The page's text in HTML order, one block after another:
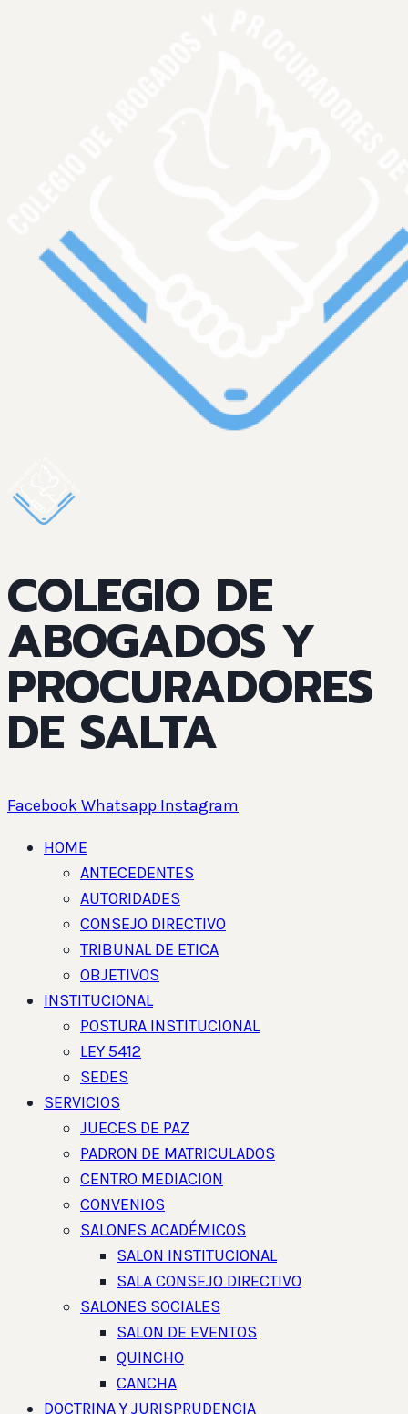
COLEGIO DE
ABOGADOS Y
PROCURADORES
DE SALTA
FacebookWhatsapp Instagram
HOME
ANTECEDENTES
AUTORIDADES
CONSEJO DIRECTIVO
TRIBUNAL DE ETICA
OBJETIVOS
INSTITUCIONAL
POSTURA INSTITUCIONAL
LEY 5412
SEDES
SERVICIOS
JUECES DE PAZ
PADRON DE MATRICULADOS
CENTRO MEDIACION
CONVENIOS
SALONES ACADÉMICOS
SALON INSTITUCIONAL
SALA CONSEJO DIRECTIVO
SALONES SOCIALES
SALON DE EVENTOS
QUINCHO
CANCHA
DOCTRINA Y JURISPRUDENCIA